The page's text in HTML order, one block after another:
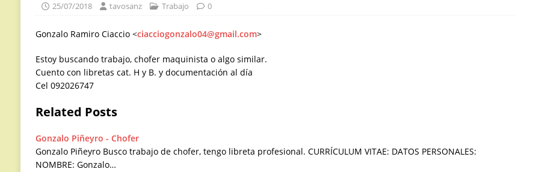
25/07/2018 tavosanz Trabajo 0
Gonzalo Ramiro Ciaccio <ciacciogonzalo04@gmail.com>
Estoy buscando trabajo, chofer maquinista o algo similar.
Cuento con libretas cat. H y B. y documentación al día
Cel 092026747
Related Posts
Gonzalo Piñeyro - Chofer
Gonzalo Piñeyro Busco trabajo de chofer, tengo libreta profesional. CURRÍCULUM VITAE: DATOS PERSONALES:
NOMBRE: Gonzalo…